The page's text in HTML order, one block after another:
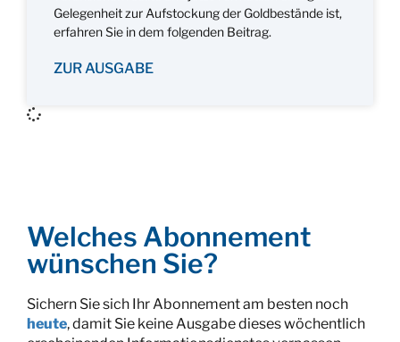
Gelegenheit zur Aufstockung der Goldbestände ist,
erfahren Sie in dem folgenden Beitrag.
ZUR AUSGABE
Welches Abonnement
wünschen Sie?
Sichern Sie sich Ihr Abonnement am besten noch
heute, damit Sie keine Ausgabe dieses wöchentlich